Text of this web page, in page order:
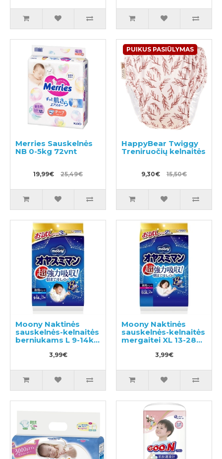
Merries Sauskelnės
NB 0-5kg 72vnt
19,99€ 25,49€
PUIKUS PASIŪLYMAS
HappyBear Twiggy
Treniruočių kelnaitės
9,30€ 15,50€
Moony Naktinės
sauskelnės-kelnaitės
berniukams L 9-14kg
3,99€
Moony Naktinės
sauskelnės-kelnaitės
mergaitei XL 13-28kg
3,99€